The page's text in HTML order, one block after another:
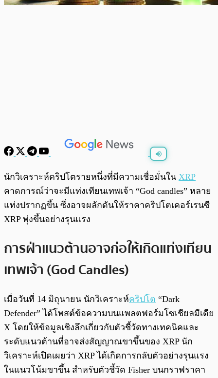
พร้อมเล่น 0:00
นักวิเคราะห์คริปโตรายหนึ่งที่มีความเชื่อมั่นใน XRP
คาดการณ์ว่าจะมีแท่งเทียนเทพเจ้า “God candles” หลาย
แท่งปรากฏขึ้น ซึ่งอาจผลักดันให้ราคาคริปโตเคอร์เรนซี
XRP พุ่งขึ้นอย่างรุนแรง
การฝ่าแนวต้านอาจก่อให้เกิดแท่งเทียน
เทพเจ้า (God Candles)
เมื่อวันที่ 14 มิถุนายน นักวิเคราะห์คริปโต “Dark
Defender” ได้โพสต์ข้อความบนแพลตฟอร์มโซเชียลมีเดีย
X โดยให้ข้อมูลเชิงลึกเกี่ยวกับตัวชี้วัดทางเทคนิคและ
ระดับแนวต้านที่อาจส่งสัญญาณขาขึ้นของ XRP นัก
วิเคราะห์เปิดเผยว่า XRP ได้เกิดการกลับตัวอย่างรุนแรง
ในแนวโน้มขาขึ้น สำหรับตัวชี้วัด Fisher บนกราฟราคา